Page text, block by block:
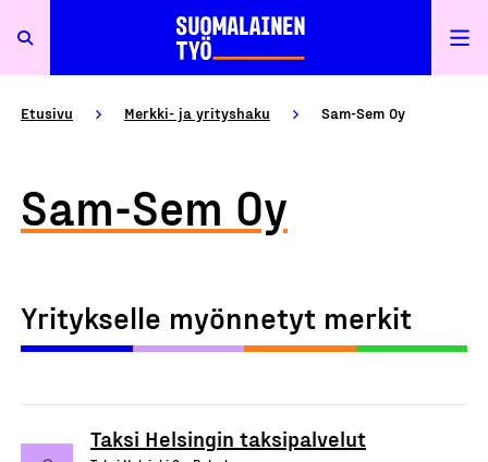
Etusivu Merkki- ja yrityshaku Sam-Sem Oy
Sam-Sem Oy
Yritykselle myönnetyt merkit
Taksi Helsingin taksipalvelut